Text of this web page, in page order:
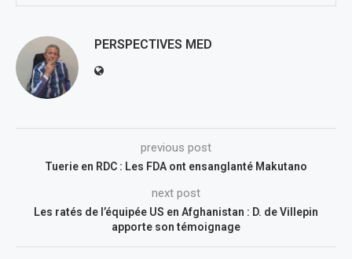
PERSPECTIVES MED
previous post
Tuerie en RDC : Les FDA ont ensanglanté Makutano
next post
Les ratés de l’équipée US en Afghanistan : D. de Villepin
apporte son témoignage